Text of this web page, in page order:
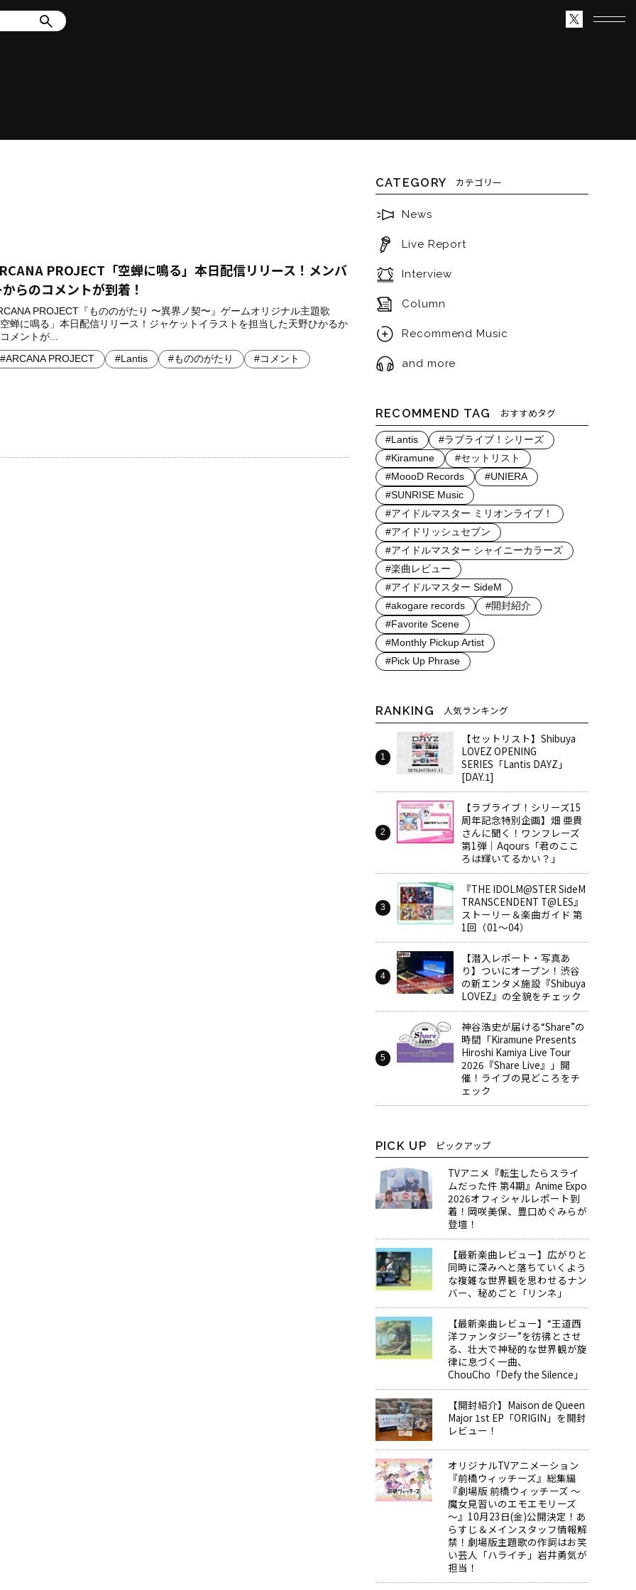
PROJECT「空蝉に鳴る」本日配信リリース！メンバ
らのコメントが到着！
PROJECT『もののがたり 〜異界ノ契〜』ゲームオリジナル主題歌
蝉に鳴る」本日配信リリース！ジャケットイラストを担当した天野ひかるか
メントが...
#ARCANA PROJECT #Lantis #もののがたり #コメント
CATEGORY カテゴリー
News
Live Report
Interview
Column
Recommend Music
and more
RECOMMEND TAG おすすめタグ
#Lantis
#ラブライブ！シリーズ
#Kiramune
#セットリスト
#MoooD Records
#UNIERA
#SUNRISE Music
#アイドルマスター ミリオンライブ！
#アイドリッシュセブン
#アイドルマスター シャイニーカラーズ
#楽曲レビュー
#アイドルマスター SideM
#akogare records
#開封紹介
#Favorite Scene
#Monthly Pickup Artist
#Pick Up Phrase
RANKING 人気ランキング
【セットリスト】Shibuya
LOVEZ OPENING
SERIES「Lantis DAYZ」
[DAY.1]
【ラブライブ！シリーズ15
周年記念特別企画】畑 亜貴
さんに聞く！ワンフレーズ
第1弾｜Aqours「君のここ
ろは輝いてるかい？」
『THE IDOLM@STER SideM
TRANSCENDENT T@LES』
ストーリー＆楽曲ガイド 第
1回（01～04）
【潜入レポート・写真あ
り】ついにオープン！渋谷
の新エンタメ施設『Shibuya
LOVEZ』の全貌をチェック
神谷浩史が届ける“Share”の
時間――「Kiramune Presents
Hiroshi Kamiya Live Tour
2026『Share Live』」開
催！ライブの見どころをチ
ェック
PICK UP ピックアップ
TVアニメ『転生したらスライ
ムだった件 第4期』Anime Expo
2026オフィシャルレポート到
着！岡咲美保、豊口めぐみらが
登壇！
【最新楽曲レビュー】広がりと
同時に深みへと落ちていくよう
な複雑な世界観を思わせるナン
バー、秘めごと「リンネ」
【最新楽曲レビュー】“王道西
洋ファンタジー”を彷彿とさせ
る、壮大で神秘的な世界観が旋
律に息づく一曲、
ChouCho「Defy the Silence」
【開封紹介】Maison de Queen
Major 1st EP「ORIGIN」を開封
レビュー！
オリジナルTVアニメーション
『前橋ウィッチーズ』総集編
『劇場版 前橋ウィッチーズ ～
魔女見習いのエモエモリーズ
～』10月23日(金)公開決定！あ
らすじ＆メインスタッフ情報解
禁！劇場版主題歌の作詞はお笑
い芸人「ハライチ」岩井勇気が
担当！